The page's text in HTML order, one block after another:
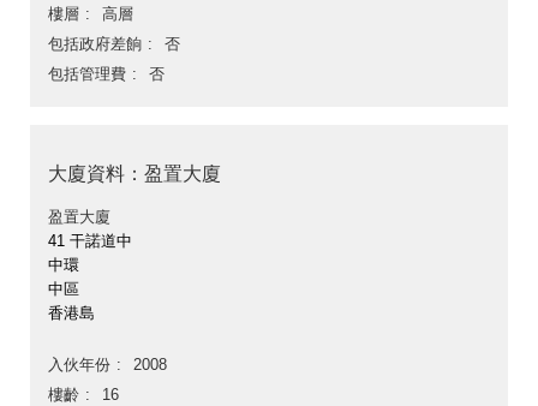
樓層
高層
包括政府差餉
否
包括管理費
否
大廈資料：盈置大廈
盈置大廈
41 干諾道中
中環
中區
香港島
入伙年份
2008
樓齡
16